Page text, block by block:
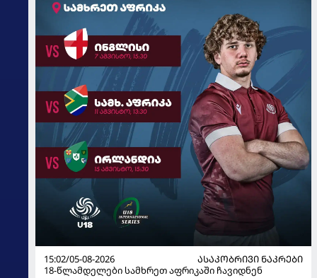
15:02/05-08-2026
ᲐᲡᲐᲙᲝᲑᲠᲘᲕᲘ ᲜᲐᲙᲠᲔᲑᲘ
18-წლამდელები სამხრეთ აფრიკაში ჩავიდნენ